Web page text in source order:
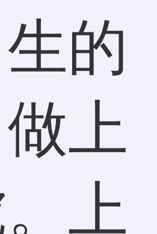
的
上
上